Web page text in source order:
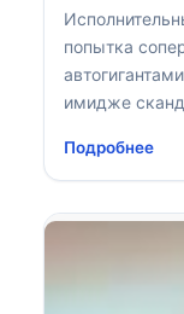
попытка
имидже
Подробнее